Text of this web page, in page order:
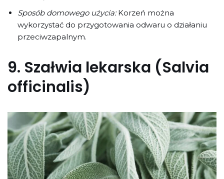
Sposób domowego użycia:Korzeń można
wykorzystać do przygotowania odwaru o działaniu
przeciwzapalnym.
9. Szałwia lekarska (Salvia
officinalis)